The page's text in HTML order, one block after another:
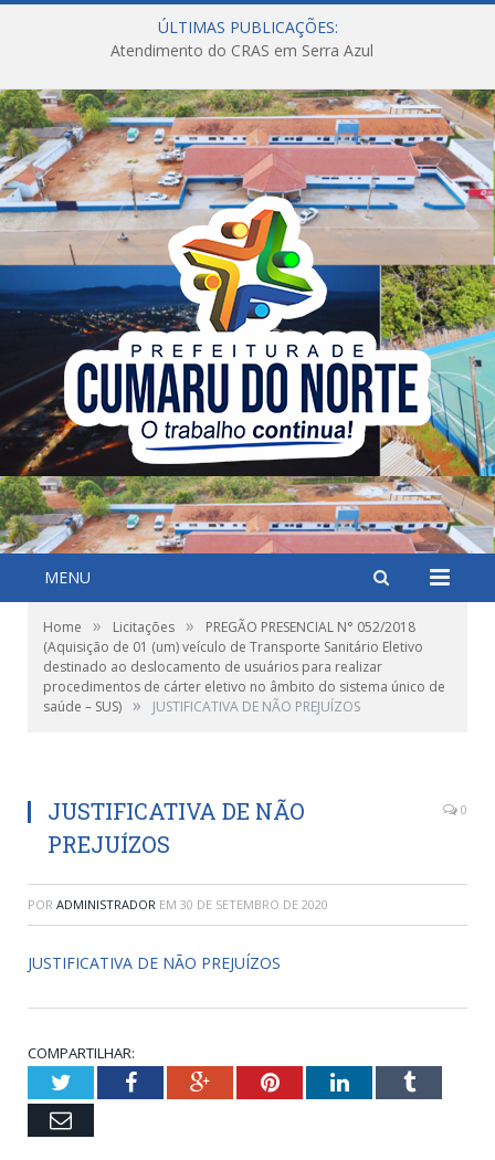
ÚLTIMAS PUBLICAÇÕES:
Atendimento do CRAS em Serra Azul
MENU
Home » Licitações »
PREGÃO PRESENCIAL N° 052/2018
(Aquisição de 01 (um) veículo de Transporte Sanitário Eletivo
destinado ao deslocamento de usuários para realizar
procedimentos de cárter eletivo no âmbito do sistema único de
saúde – SUS) » JUSTIFICATIVA DE NÃO PREJUÍZOS
JUSTIFICATIVA DE NÃO
PREJUÍZOS
0
POR ADMINISTRADOR EM 30 DE SETEMBRO DE 2020
JUSTIFICATIVA DE NÃO PREJUÍZOS
COMPARTILHAR:
TwitterFacebookGoogle+PinterestLinkedInTumblr
Email